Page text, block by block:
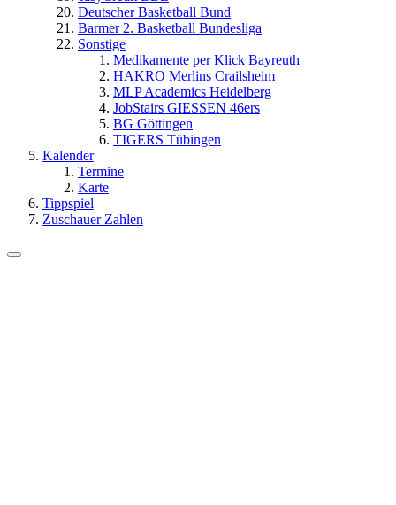
Deutscher Basketball Bund
Barmer 2. Basketball Bundesliga
Sonstige
Medikamente per Klick Bayreuth
HAKRO Merlins Crailsheim
MLP Academics Heidelberg
JobStairs GIESSEN 46ers
BG Göttingen
TIGERS Tübingen
Kalender
Termine
Karte
Tippspiel
Zuschauer Zahlen